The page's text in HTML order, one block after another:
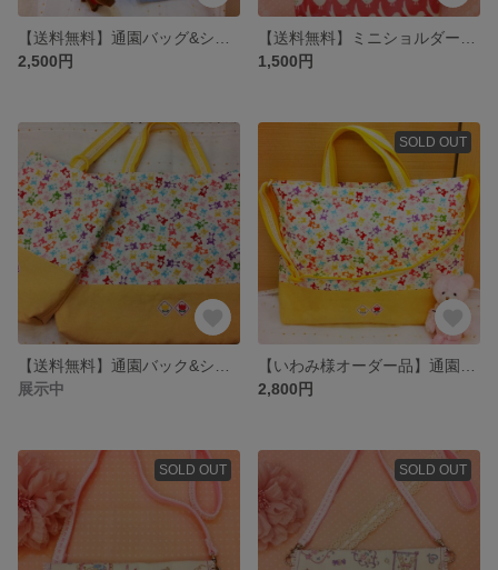
2,500円
1,500円
展示中
SOLD OUT
2,800円
SOLD OUT SOLD OUT